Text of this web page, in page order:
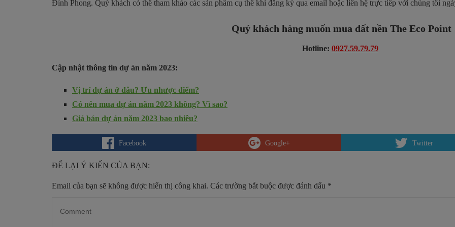
Đình Phong. Quý khách có thể tham khảo các sản phẩm cụ thể khi đăng ký qua email hoặc liên hệ trực tiếp với chúng tôi
Quý khách hàng muốn mua đất nền The Eco Point
Hotline: 0927.59.79.79
Cập nhật thông tin dự án năm 2023:
Vị trí dự án ở đâu? Ưu nhược điểm?
Có nên mua dự án năm 2023 không? Vì sao?
Giá bán dự án năm 2023 bao nhiêu?
Facebook Google+ Twitter
ĐỂ LẠI Ý KIẾN CỦA BẠN:
Email của bạn sẽ không được hiển thị công khai. Các trường bắt buộc được đánh dấu *